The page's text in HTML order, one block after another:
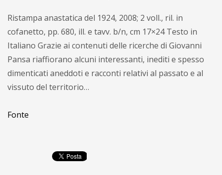
Ristampa anastatica del 1924, 2008; 2 voll., ril. in
cofanetto, pp. 680, ill. e tavv. b/n, cm 17×24 Testo in
Italiano Grazie ai contenuti delle ricerche di Giovanni
Pansa riaffiorano alcuni interessanti, inediti e spesso
dimenticati aneddoti e racconti relativi al passato e al
vissuto del territorio…
Fonte